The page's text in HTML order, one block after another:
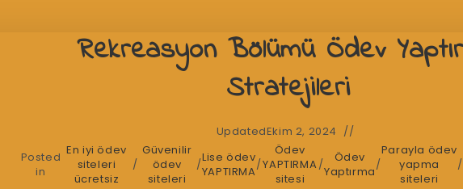
Rekreasyon Bölümü Ödev
Stratejileri
UpdatedEkim 2, 2024
Posted
in
En iyi ödev
siteleri
ücretsiz
/
Güvenilir
ödev
siteleri
/Lise ödev
YAPTIRMA/
Ödev
YAPTIRMA
sitesi
/
Ödev
Yaptırma/
Parayla ödev
yapma
siteleri
/